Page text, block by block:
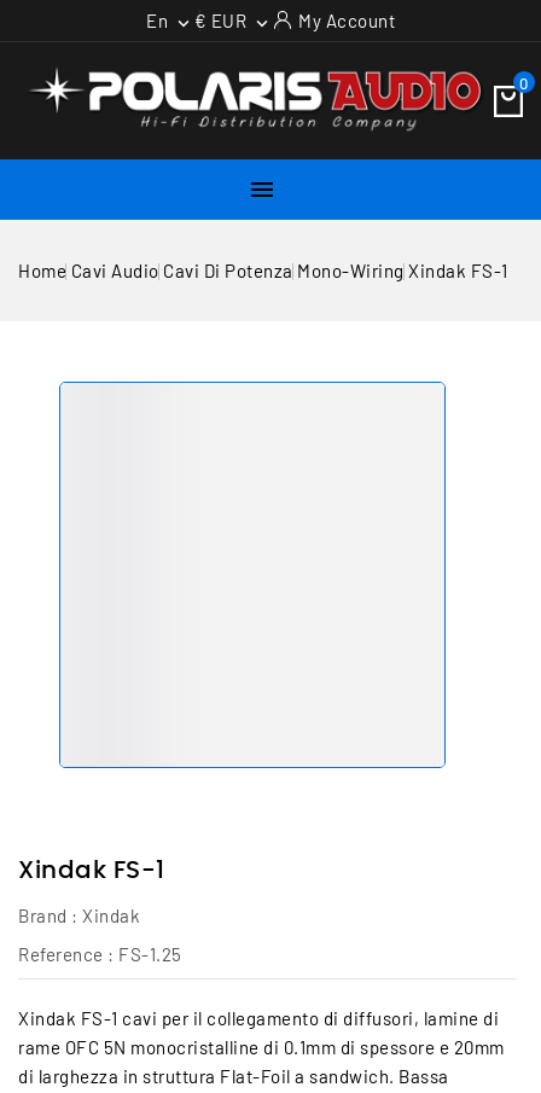
En  € EUR  My Account
0

Home Cavi Audio Cavi Di Potenza Mono-WiringXindak FS-1
Xindak FS-1
Brand : Xindak
Reference : FS-1.25
Xindak FS-1 cavi per il collegamento di diffusori, lamine di
rame OFC 5N monocristalline di 0.1mm di spessore e 20mm
di larghezza in struttura Flat-Foil a sandwich. Bassa